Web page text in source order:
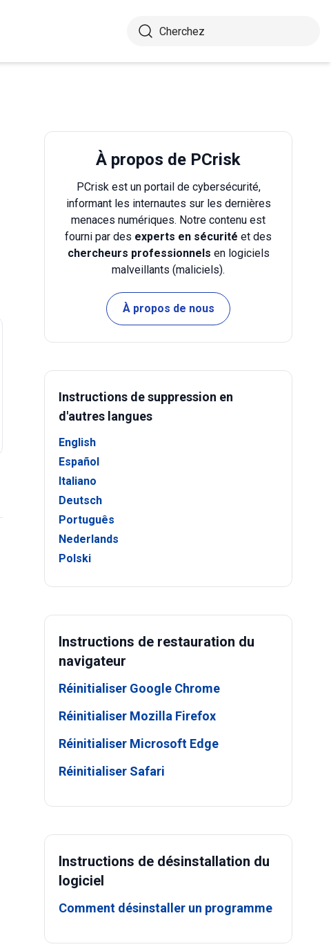
À propos de PCrisk
PCrisk est un portail de cybersécurité,
informant les internautes sur les dernières
menaces numériques. Notre contenu est
fourni par des experts en sécurité et des
chercheurs professionnels en logiciels
malveillants (maliciels).
À propos de nous
Instructions de suppression en
d'autres langues
English
Español
Italiano
Deutsch
Português
Nederlands
Polski
Instructions de restauration du
navigateur
Réinitialiser Google Chrome
Réinitialiser Mozilla Firefox
Réinitialiser Microsoft Edge
Réinitialiser Safari
Instructions de désinstallation du
logiciel
Comment désinstaller un programme